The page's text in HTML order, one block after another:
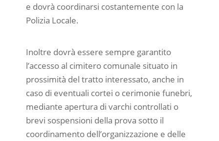
e dovrà coordinarsi costantemente con la
Polizia Locale.
Inoltre dovrà essere sempre garantito
l’accesso al cimitero comunale situato in
prossimità del tratto interessato, anche in
caso di eventuali cortei o cerimonie funebri,
mediante apertura di varchi controllati o
brevi sospensioni della prova sotto il
coordinamento dell’organizzazione e delle